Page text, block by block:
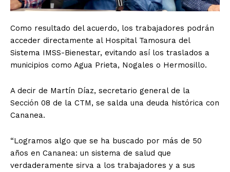
Como resultado del acuerdo, los trabajadores podrán
acceder directamente al Hospital Tamosura del
Sistema IMSS-Bienestar, evitando así los traslados a
municipios como Agua Prieta, Nogales o Hermosillo.
A decir de Martín Díaz, secretario general de la
Sección 08 de la CTM, se salda una deuda histórica con
Cananea.
“Logramos algo que se ha buscado por más de 50
años en Cananea: un sistema de salud que
verdaderamente sirva a los trabajadores y a sus